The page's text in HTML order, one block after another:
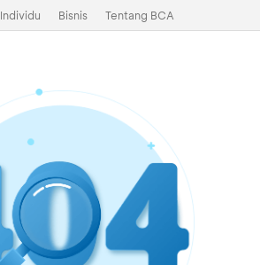
Individu Bisnis Tentang BCA